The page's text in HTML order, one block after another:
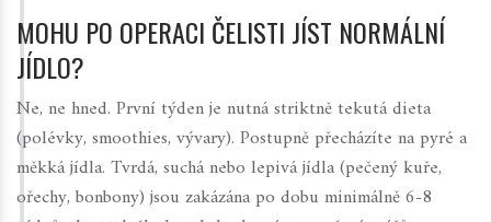
MOHU PO OPERACI ČELISTI JÍST NORMÁLNÍ
JÍDLO?
Ne, ne hned. První týden je nutná striktně tekutá dieta
(polévky, smoothies, vývary). Postupně přecházíte na pyré a
měkká jídla. Tvrdá, suchá nebo lepivá jídla (pečený kuře,
ořechy, bonbony) jsou zakázána po dobu minimálně 6-8